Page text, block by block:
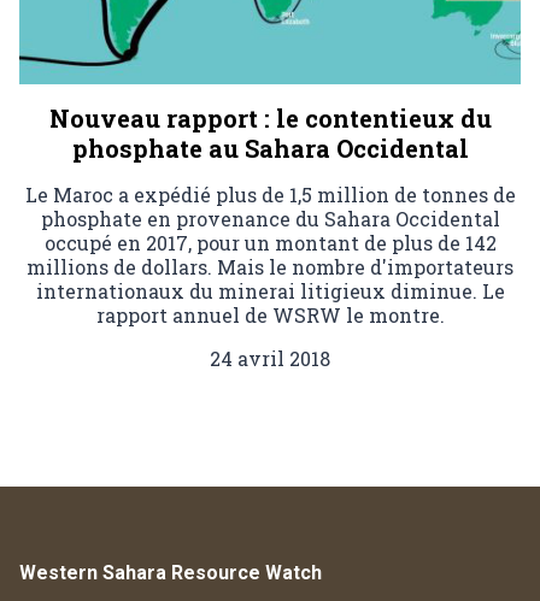
Nouveau rapport : le contentieux du
phosphate au Sahara Occidental
Le Maroc a expédié plus de 1,5 million de tonnes de
phosphate en provenance du Sahara Occidental
occupé en 2017, pour un montant de plus de 142
millions de dollars. Mais le nombre d'importateurs
internationaux du minerai litigieux diminue. Le
rapport annuel de WSRW le montre.
24 avril 2018
Western Sahara Resource Watch